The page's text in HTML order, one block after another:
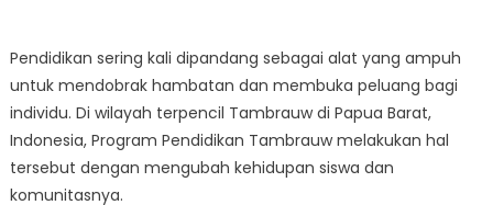
Bagaimana
Program
Pendidikan
Tambrauw
Mengubah
Pendidikan sering kali dipandang sebagai alat yang ampuh
untuk mendobrak hambatan dan membuka peluang bagi
individu. Di wilayah terpencil Tambrauw di Papua Barat,
Indonesia, Program Pendidikan Tambrauw melakukan hal
tersebut dengan mengubah kehidupan siswa dan
komunitasnya.